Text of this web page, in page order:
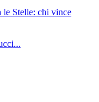
le Stelle: chi vince